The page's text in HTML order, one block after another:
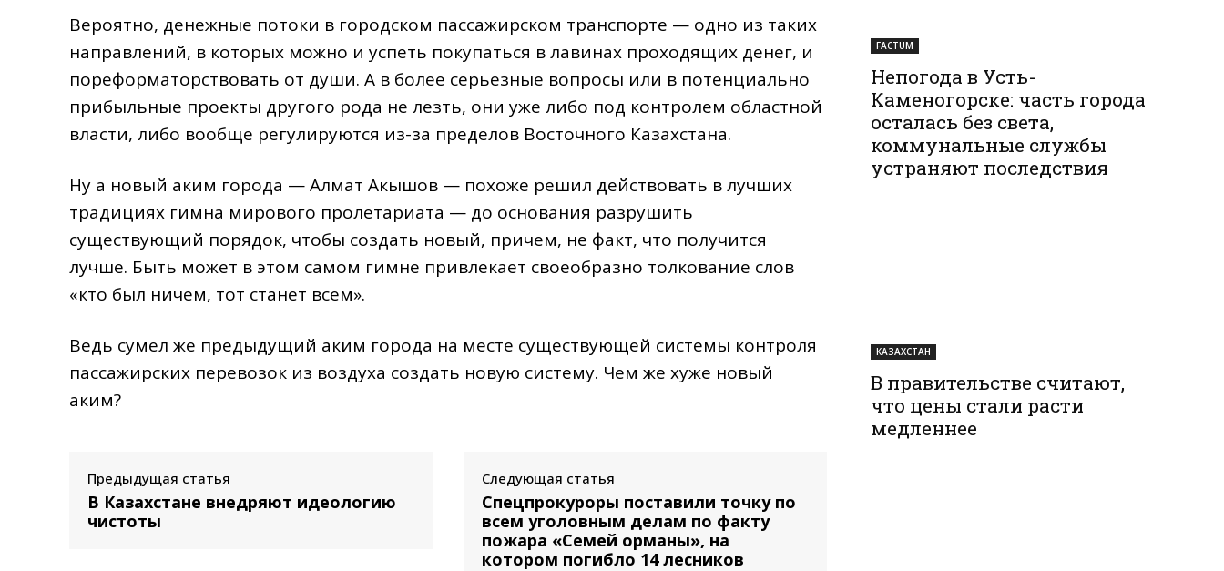
Вероятно, денежные потоки в городском пассажирском транспорте — одно из таких
направлений, в которых можно и успеть покупаться в лавинах проходящих денег, и
пореформаторствовать от души. А в более серьезные вопросы или в потенциально
прибыльные проекты другого рода не лезть, они уже либо под контролем областной
власти, либо вообще регулируются из-за пределов Восточного Казахстана.
Ну а новый аким города — Алмат Акышов — похоже решил действовать в лучших
традициях гимна мирового пролетариата — до основания разрушить
существующий порядок, чтобы создать новый, причем, не факт, что получится
лучше. Быть может в этом самом гимне привлекает своеобразно толкование слов
«кто был ничем, тот станет всем».
Ведь сумел же предыдущий аким города на месте существующей системы контроля
пассажирских перевозок из воздуха создать новую систему. Чем же хуже новый
аким?
Предыдущая статья
В Казахстане внедряют идеологию
чистоты
Следующая статья
Спецпрокуроры поставили точку по
всем уголовным делам по факту
пожара «Семей орманы», на
котором погибло 14 лесников
FACTUM
Непогода в Усть-
Каменогорске: часть города
осталась без света,
коммунальные службы
устраняют последствия
КАЗАХСТАН
В правительстве считают,
что цены стали расти
медленнее